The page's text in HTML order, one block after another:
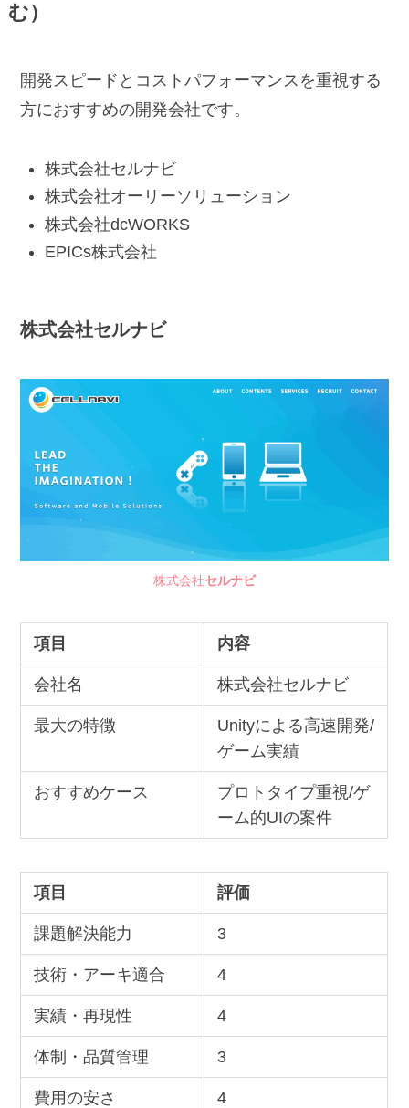
む）
開発スピードとコストパフォーマンスを重視する
方におすすめの開発会社です。
株式会社セルナビ
株式会社オーリーソリューション
株式会社dcWORKS
EPICs株式会社
株式会社セルナビ
株式会社セルナビ
項目 内容
会社名 株式会社セルナビ
最大の特徴
Unityによる高速開発/
ゲーム実績
おすすめケース
プロトタイプ重視/ゲ
ーム的UIの案件
項目 評価
課題解決能力 3
技術・アーキ適合 4
実績・再現性 4
体制・品質管理 3
費用の安さ 4